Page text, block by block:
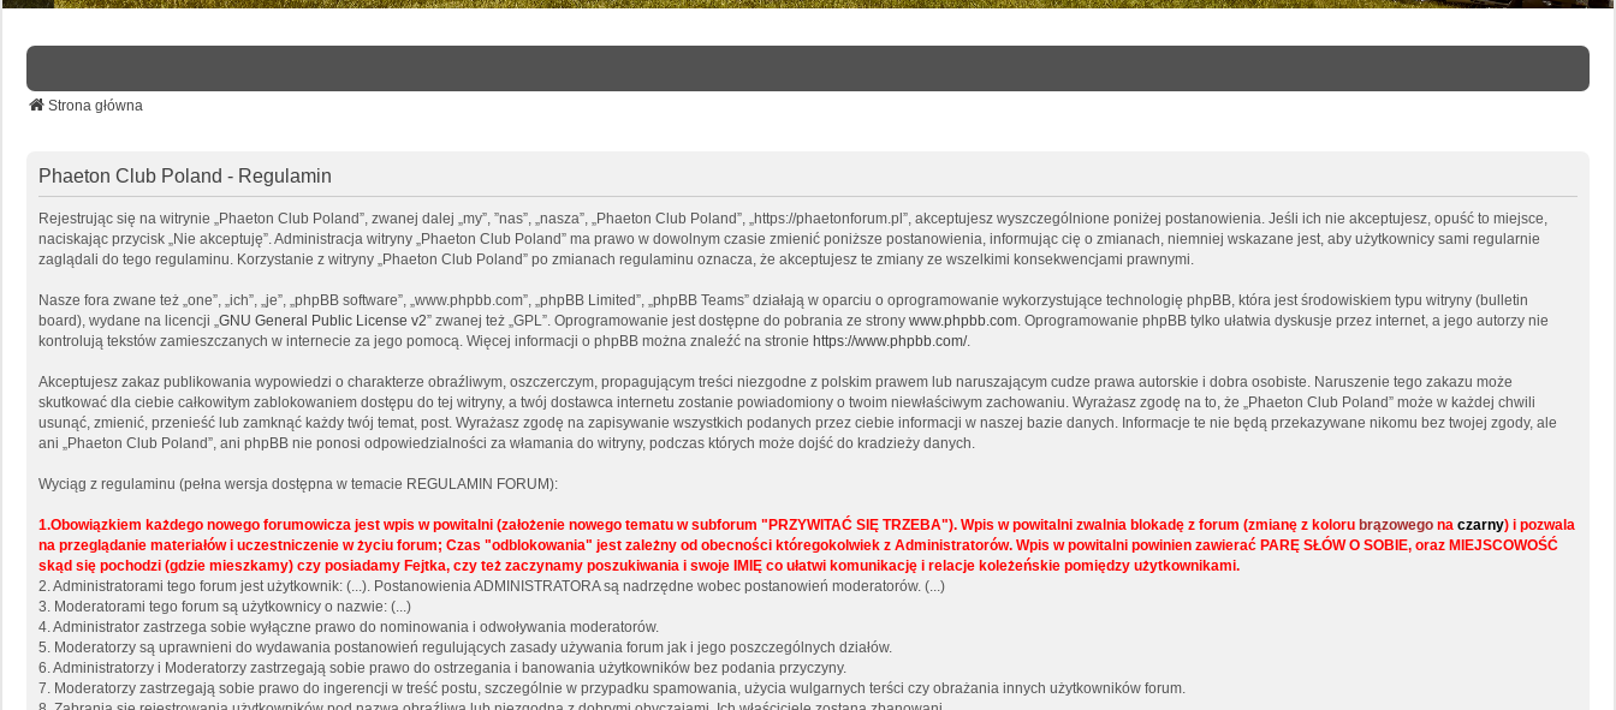
Strona główna
Phaeton Club Poland - Regulamin
Rejestrując się na witrynie „Phaeton Club Poland”, zwanej dalej „my”, ”nas”, „nasza”, „Phaeton Club Poland”, „https://phaetonforum.pl”, akceptujesz wyszczególnione poniżej postanowienia. Jeśli ich nie akceptujesz, opuść to miejsce,
naciskając przycisk „Nie akceptuję”. Administracja witryny „Phaeton Club Poland” ma prawo w dowolnym czasie zmienić poniższe postanowienia, informując cię o zmianach, niemniej wskazane jest, aby użytkownicy sami regularnie
zaglądali do tego regulaminu. Korzystanie z witryny „Phaeton Club Poland” po zmianach regulaminu oznacza, że akceptujesz te zmiany ze wszelkimi konsekwencjami prawnymi.
Nasze fora zwane też „one”, „ich”, „je”, „phpBB software”, „www.phpbb.com”, „phpBB Limited”, „phpBB Teams” działają w oparciu o oprogramowanie wykorzystujące technologię phpBB, która jest środowiskiem typu witryny (bulletin
board), wydane na licencji „GNU General Public License v2” zwanej też „GPL”. Oprogramowanie jest dostępne do pobrania ze strony www.phpbb.com. Oprogramowanie phpBB tylko ułatwia dyskusje przez internet, a jego autorzy nie
kontrolują tekstów zamieszczanych w internecie za jego pomocą. Więcej informacji o phpBB można znaleźć na stronie https://www.phpbb.com/.
Akceptujesz zakaz publikowania wypowiedzi o charakterze obraźliwym, oszczerczym, propagującym treści niezgodne z polskim prawem lub naruszającym cudze prawa autorskie i dobra osobiste. Naruszenie tego zakazu może
skutkować dla ciebie całkowitym zablokowaniem dostępu do tej witryny, a twój dostawca internetu zostanie powiadomiony o twoim niewłaściwym zachowaniu. Wyrażasz zgodę na to, że „Phaeton Club Poland” może w każdej chwili
usunąć, zmienić, przenieść lub zamknąć każdy twój temat, post. Wyrażasz zgodę na zapisywanie wszystkich podanych przez ciebie informacji w naszej bazie danych. Informacje te nie będą przekazywane nikomu bez twojej zgody, ale
ani „Phaeton Club Poland”, ani phpBB nie ponosi odpowiedzialności za włamania do witryny, podczas których może dojść do kradzieży danych.
Wyciąg z regulaminu (pełna wersja dostępna w temacie REGULAMIN FORUM):
1.Obowiązkiem każdego nowego forumowicza jest wpis w powitalni (założenie nowego tematu w subforum "PRZYWITAĆ SIĘ TRZEBA"). Wpis w powitalni zwalnia blokadę z forum (zmianę z koloru brązowego na czarny) i pozwala
na przeglądanie materiałów i uczestniczenie w życiu forum; Czas "odblokowania" jest zależny od obecności któregokolwiek z Administratorów. Wpis w powitalni powinien zawierać PARĘ SŁÓW O SOBIE, oraz MIEJSCOWOŚĆ
skąd się pochodzi (gdzie mieszkamy) czy posiadamy Fejtka, czy też zaczynamy poszukiwania i swoje IMIĘ co ułatwi komunikację i relacje koleżeńskie pomiędzy użytkownikami.
2. Administratorami tego forum jest użytkownik: (...). Postanowienia ADMINISTRATORA są nadrzędne wobec postanowień moderatorów. (...)
3. Moderatorami tego forum są użytkownicy o nazwie: (...)
4. Administrator zastrzega sobie wyłączne prawo do nominowania i odwoływania moderatorów.
5. Moderatorzy są uprawnieni do wydawania postanowień regulujących zasady używania forum jak i jego poszczególnych działów.
6. Administratorzy i Moderatorzy zastrzegają sobie prawo do ostrzegania i banowania użytkowników bez podania przyczyny.
7. Moderatorzy zastrzegają sobie prawo do ingerencji w treść postu, szczególnie w przypadku spamowania, użycia wulgarnych terści czy obrażania innych użytkowników forum.